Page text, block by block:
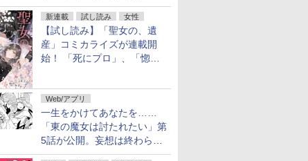
ンの原稿まで
新連載 試し読み 女性
【試し読み】「聖女の、遺
産」コミカライズが連載開
始！ 「死にプロ」、「惚れ
Web/アプリ
一生をかけてあなたを……
「東の魔女は討たれたい」第
5話が公開。妄想は終わらな
い